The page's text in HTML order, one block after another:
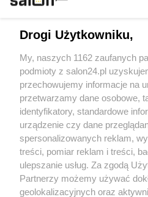
Sport
Społeczeństwo
Kultura
X Facebook
Drogi Użytkowniku,
My, naszych 1162 zaufanych
podmioty z salon24.pl
przechowujemy informacje na
przetwarzamy dane osobowe,
identyfikatory, standardowe
urządzenie czy dane
spersonalizowanych reklam,
treści, pomiar reklam i treści,
ulepszanie usług. Za zgodą
Partnerzy możemy używać
geolokalizacyjnych oraz